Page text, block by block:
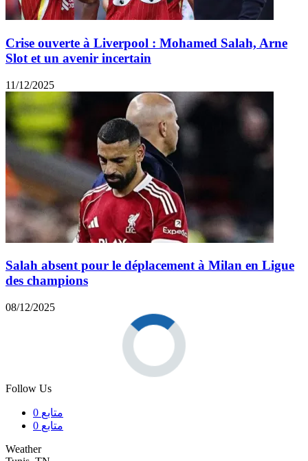
Crise ouverte à Liverpool : Mohamed Salah, Arne
Slot et un avenir incertain
11/12/2025
Salah absent pour le déplacement à Milan en Ligue
des champions
08/12/2025
Follow Us
0 متابع
0 متابع
Weather